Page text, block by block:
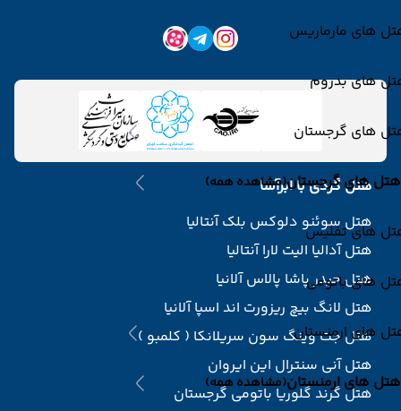
های مارماریس
های بدروم
های گرجستان
هتل های گرجستان(مشاهده همه)
های تفلیس
های باتومی
های ارمنستان
هتل های ارمنستان(مشاهده همه)
هتل گردی با ابرآسا
هتل سوئنو دلوکس بلک آنتالیا
هتل آدالیا الیت لارا آنتالیا
هتل حیدر پاشا پالاس آلانیا
هتل لانگ بیچ ریزورت اند اسپا آلانیا
هتل جت وینگ سون سریلانکا ( کلمبو )
هتل آنی سنترال این ایروان
هتل گرند گلوریا باتومی گرجستان